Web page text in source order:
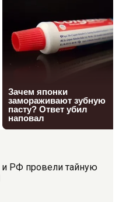
РФ провели тайную